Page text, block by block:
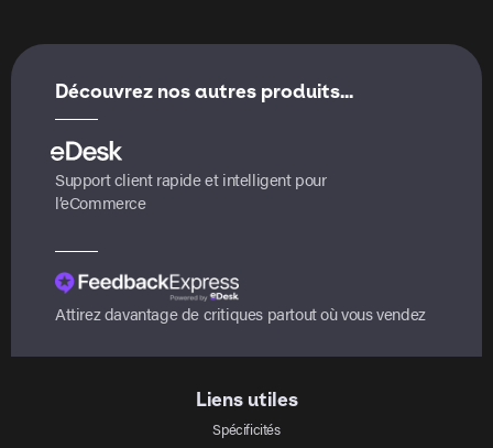
Découvrez nos autres produits...
Support client rapide et intelligent pour
l’eCommerce
Attirez davantage de critiques partout où vous vendez
Liens utiles
Spécificités